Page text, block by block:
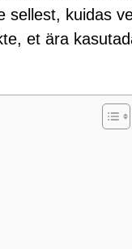
sellest, kuidas
et ära